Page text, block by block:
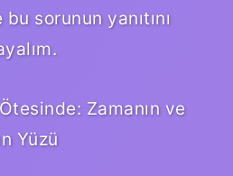
sorunun yanıtını
Ötesinde: Zamanın ve
Yüzü